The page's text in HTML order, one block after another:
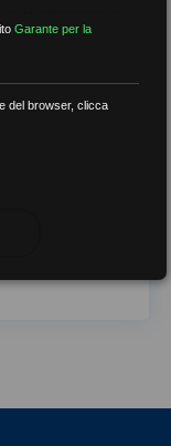
Garante per la
del browser, clicca